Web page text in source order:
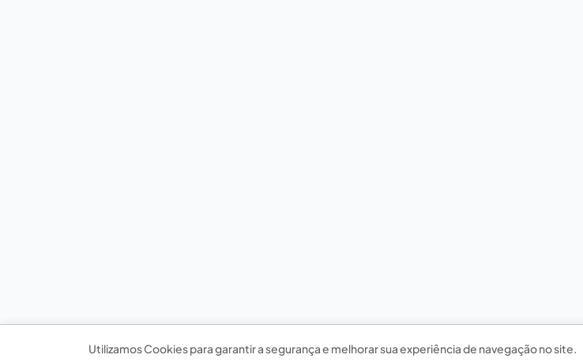
Utilizamos Cookies para garantir a segurança e melhorar sua experiência de navegação no site.